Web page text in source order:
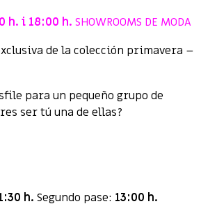
h. i 18:00 h.SHOWROOMS DE MODA
de la colección primavera –
para un pequeño grupo de
ser tú una de ellas?
h. Segundo pase: 13:00 h.